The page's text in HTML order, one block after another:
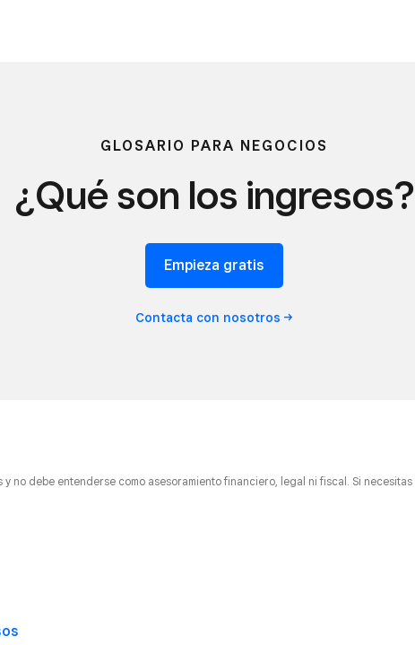
GLOSARIO PARA NEGOCIOS
¿Qué son los ingresos?
Empieza gratis
Contacta con nosotros
no debe entenderse como asesoramiento financiero, legal ni fiscal. Si